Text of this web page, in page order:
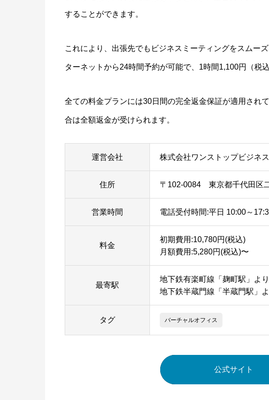
することができます。
これにより、出張先でもビジネスミーティングをスムー
ターネットから24時間予約が可能で、1時間1,100円（税
全ての料金プランには30日間の完全返金保証が適用され
合は全額返金が受けられます。
運営会社 株式会社ワンストップビジネ
住所 〒102-0084 東京都千代田区
営業時間 電話受付時間:平日 10:00～
料金
初期費用:10,780円(税込)
月額費用:5,280円(税込)〜
最寄駅
地下鉄有楽町線「麹町駅」よ
地下鉄半蔵門線「半蔵門駅」
タグ バーチャルオフィス
公式サイト